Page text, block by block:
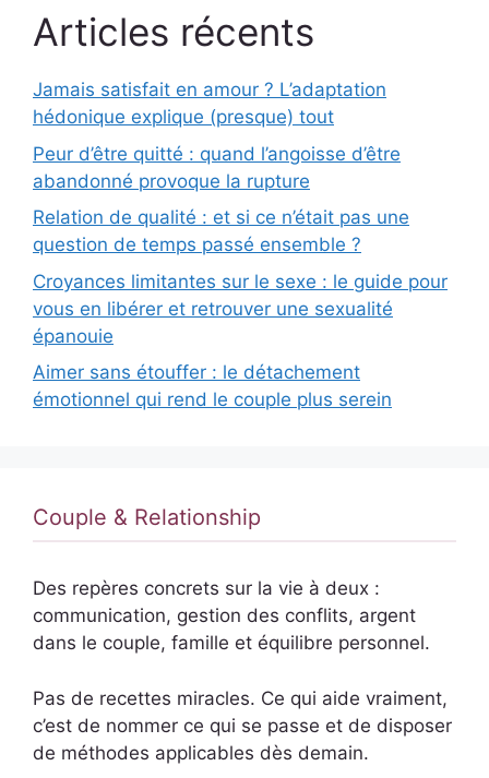
Articles récents
Jamais satisfait en amour ? L’adaptation
hédonique explique (presque) tout
Peur d’être quitté : quand l’angoisse d’être
abandonné provoque la rupture
Relation de qualité : et si ce n’était pas une
question de temps passé ensemble ?
Croyances limitantes sur le sexe : le guide pour
vous en libérer et retrouver une sexualité
épanouie
Aimer sans étouffer : le détachement
émotionnel qui rend le couple plus serein
Couple & Relationship
Des repères concrets sur la vie à deux :
communication, gestion des conflits, argent
dans le couple, famille et équilibre personnel.
Pas de recettes miracles. Ce qui aide vraiment,
c’est de nommer ce qui se passe et de disposer
de méthodes applicables dès demain.